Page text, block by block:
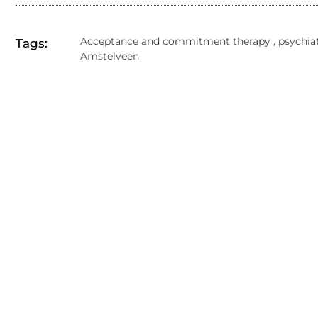
Tags: Acceptance and commitment therapy ,
Amstelveen